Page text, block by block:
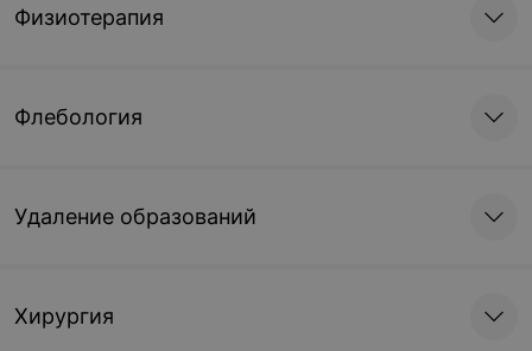
Физиотерапия
Флебология
Удаление образований
Хирургия